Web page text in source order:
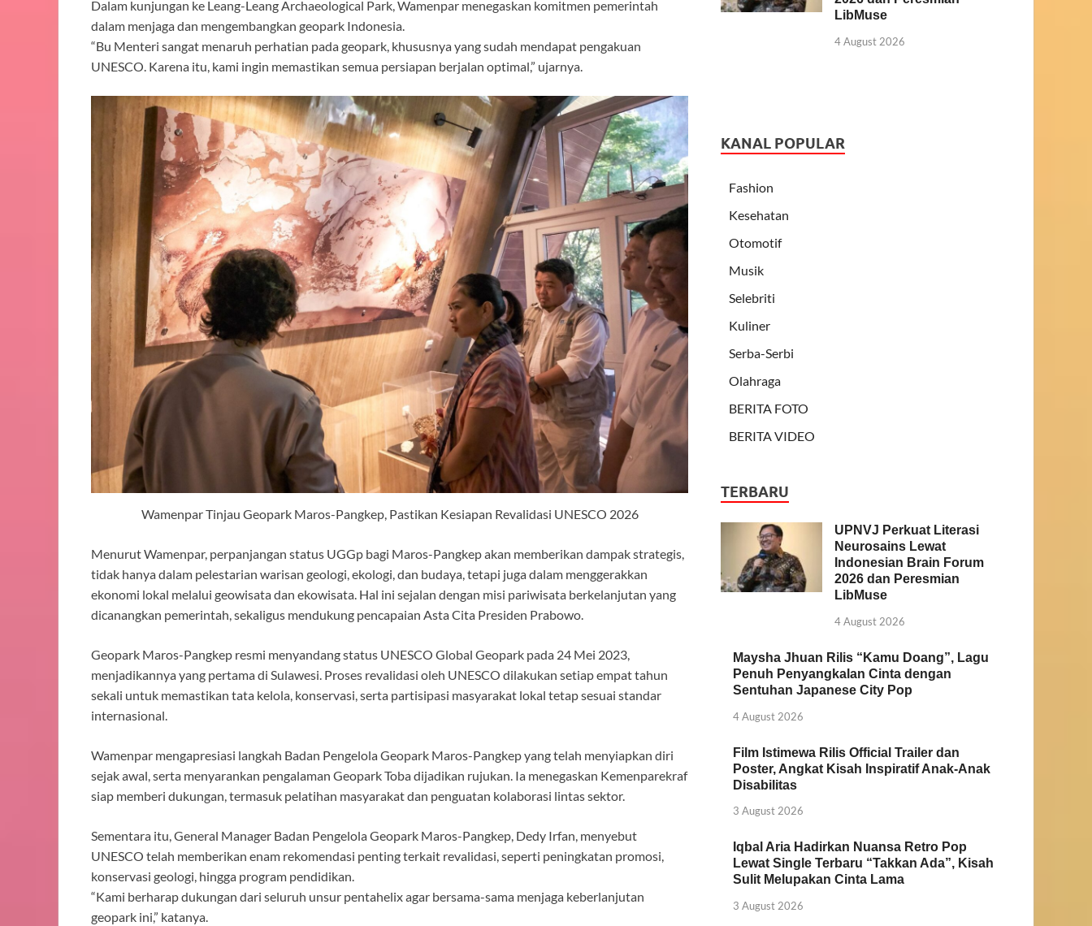
Dalam kunjungan ke Leang-Leang Archaeological Park, Wamenpar menegaskan komitmen pemerintah
dalam menjaga dan mengembangkan geopark Indonesia.
“Bu Menteri sangat menaruh perhatian pada geopark, khususnya yang sudah mendapat pengakuan
UNESCO. Karena itu, kami ingin memastikan semua persiapan berjalan optimal,” ujarnya.
Wamenpar Tinjau Geopark Maros-Pangkep, Pastikan Kesiapan Revalidasi UNESCO 2026
Menurut Wamenpar, perpanjangan status UGGp bagi Maros-Pangkep akan memberikan dampak strategis,
tidak hanya dalam pelestarian warisan geologi, ekologi, dan budaya, tetapi juga dalam menggerakkan
ekonomi lokal melalui geowisata dan ekowisata. Hal ini sejalan dengan misi pariwisata berkelanjutan yang
dicanangkan pemerintah, sekaligus mendukung pencapaian Asta Cita Presiden Prabowo.
Geopark Maros-Pangkep resmi menyandang status UNESCO Global Geopark pada 24 Mei 2023,
menjadikannya yang pertama di Sulawesi. Proses revalidasi oleh UNESCO dilakukan setiap empat tahun
sekali untuk memastikan tata kelola, konservasi, serta partisipasi masyarakat lokal tetap sesuai standar
internasional.
Wamenpar mengapresiasi langkah Badan Pengelola Geopark Maros-Pangkep yang telah menyiapkan diri
sejak awal, serta menyarankan pengalaman Geopark Toba dijadikan rujukan. Ia menegaskan Kemenparekraf
siap memberi dukungan, termasuk pelatihan masyarakat dan penguatan kolaborasi lintas sektor.
Sementara itu, General Manager Badan Pengelola Geopark Maros-Pangkep, Dedy Irfan, menyebut
UNESCO telah memberikan enam rekomendasi penting terkait revalidasi, seperti peningkatan promosi,
konservasi geologi, hingga program pendidikan.
“Kami berharap dukungan dari seluruh unsur pentahelix agar bersama-sama menjaga keberlanjutan
geopark ini,” katanya.
LibMuse
4 August 2026
KANAL POPULAR
Fashion
Kesehatan
Otomotif
Musik
Selebriti
Kuliner
Serba-Serbi
Olahraga
BERITA FOTO
BERITA VIDEO
TERBARU
UPNVJ Perkuat Literasi
Neurosains Lewat
Indonesian Brain Forum
2026 dan Peresmian
LibMuse
4 August 2026
Maysha Jhuan Rilis “Kamu Doang”, Lagu
Penuh Penyangkalan Cinta dengan
Sentuhan Japanese City Pop
4 August 2026
Film Istimewa Rilis Official Trailer dan
Poster, Angkat Kisah Inspiratif Anak-Anak
Disabilitas
3 August 2026
Iqbal Aria Hadirkan Nuansa Retro Pop
Lewat Single Terbaru “Takkan Ada”, Kisah
Sulit Melupakan Cinta Lama
3 August 2026